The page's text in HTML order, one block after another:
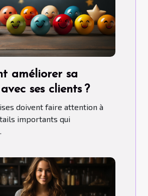
améliorer sa
ses clients ?
doivent faire attention à
importants qui